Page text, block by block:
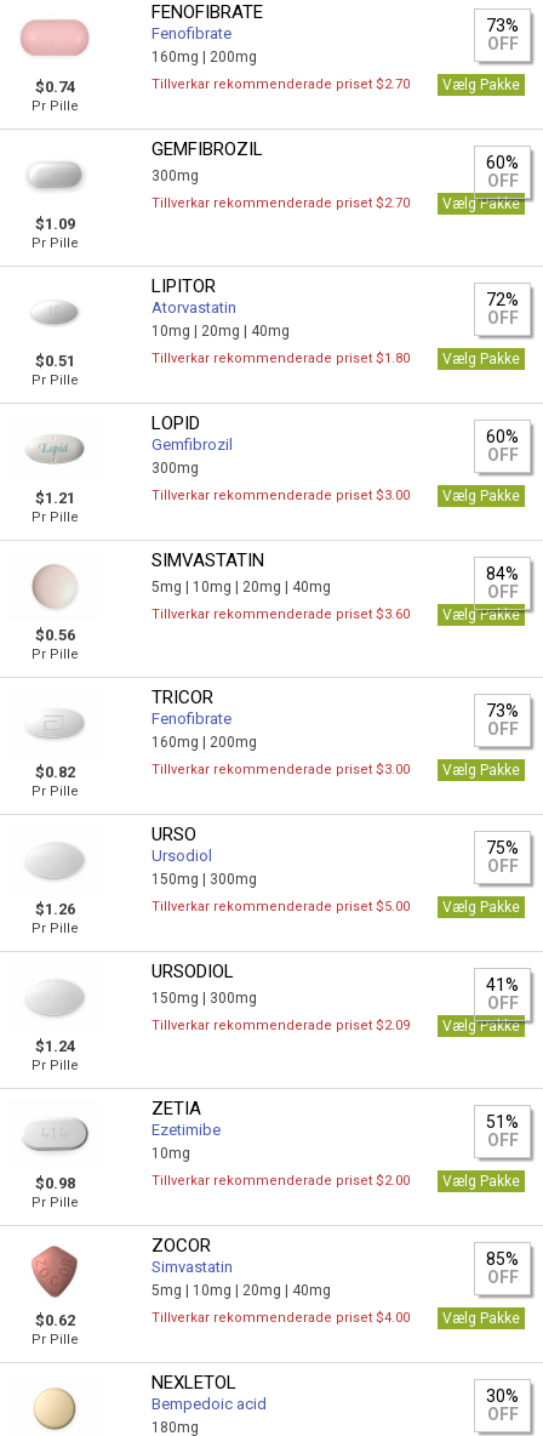
$0.74
Pr Pille
FENOFIBRATE
Fenofibrate
160mg | 200mg
73%
OFF
Tillverkar rekommenderade priset $2.70 Vælg Pakke
$1.09
Pr Pille
GEMFIBROZIL
300mg
60%
OFF
Tillverkar rekommenderade priset $2.70 Vælg Pakke
$0.51
Pr Pille
LIPITOR
Atorvastatin
10mg | 20mg | 40mg
72%
OFF
Tillverkar rekommenderade priset $1.80 Vælg Pakke
$1.21
Pr Pille
LOPID
Gemfibrozil
300mg
60%
OFF
Tillverkar rekommenderade priset $3.00 Vælg Pakke
$0.56
Pr Pille
SIMVASTATIN
5mg | 10mg | 20mg | 40mg
84%
OFF
Tillverkar rekommenderade priset $3.60 Vælg Pakke
$0.82
Pr Pille
TRICOR
Fenofibrate
160mg | 200mg
73%
OFF
Tillverkar rekommenderade priset $3.00 Vælg Pakke
$1.26
Pr Pille
URSO
Ursodiol
150mg | 300mg
75%
OFF
Tillverkar rekommenderade priset $5.00 Vælg Pakke
$1.24
Pr Pille
URSODIOL
150mg | 300mg
41%
OFF
Tillverkar rekommenderade priset $2.09 Vælg Pakke
$0.98
Pr Pille
ZETIA
Ezetimibe
10mg
51%
OFF
Tillverkar rekommenderade priset $2.00 Vælg Pakke
$0.62
Pr Pille
ZOCOR
Simvastatin
5mg | 10mg | 20mg | 40mg
85%
OFF
Tillverkar rekommenderade priset $4.00 Vælg Pakke
NEXLETOL
Bempedoic acid
180mg
30%
OFF